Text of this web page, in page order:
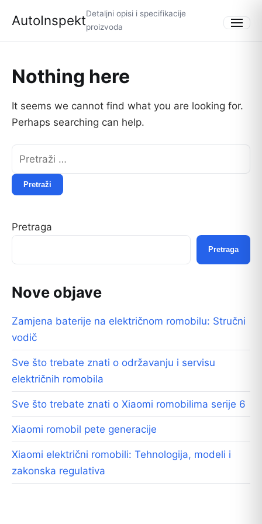
AutoInspektDetaljni opisi i specifikacije
proizvoda
Menu
Nothing here
It seems we cannot find what you are looking for.
Perhaps searching can help.
Pretraga
Pretraga
Nove objave
Zamjena baterije na električnom romobilu: Stručni
vodič
Sve što trebate znati o održavanju i servisu
električnih romobila
Sve što trebate znati o Xiaomi romobilima serije 6
Xiaomi romobil pete generacije
Xiaomi električni romobili: Tehnologija, modeli i
zakonska regulativa